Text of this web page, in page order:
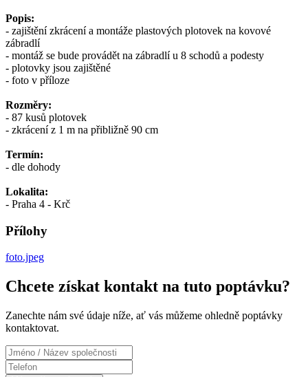
Popis:
- zajištění zkrácení a montáže plastových plotovek na kovové
zábradlí
- montáž se bude provádět na zábradlí u 8 schodů a podesty
- plotovky jsou zajištěné
- foto v příloze
Rozměry:
- 87 kusů plotovek
- zkrácení z 1 m na přibližně 90 cm
Termín:
- dle dohody
Lokalita:
- Praha 4 - Krč
Přílohy
foto.jpeg
Chcete získat kontakt na tuto poptávku?
Zanechte nám své údaje níže, ať vás můžeme ohledně poptávky
kontaktovat.